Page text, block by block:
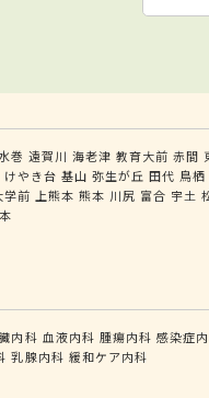
巻 遠賀川 海老津 教育大前 赤間
けやき台 基山 弥生が丘 田代 鳥栖
学前 上熊本 熊本 川尻 富合 宇土
内科 血液内科 腫瘍内科 感染症
乳腺内科 緩和ケア内科